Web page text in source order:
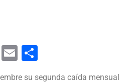
Twitter
Email
su segunda caída mensual